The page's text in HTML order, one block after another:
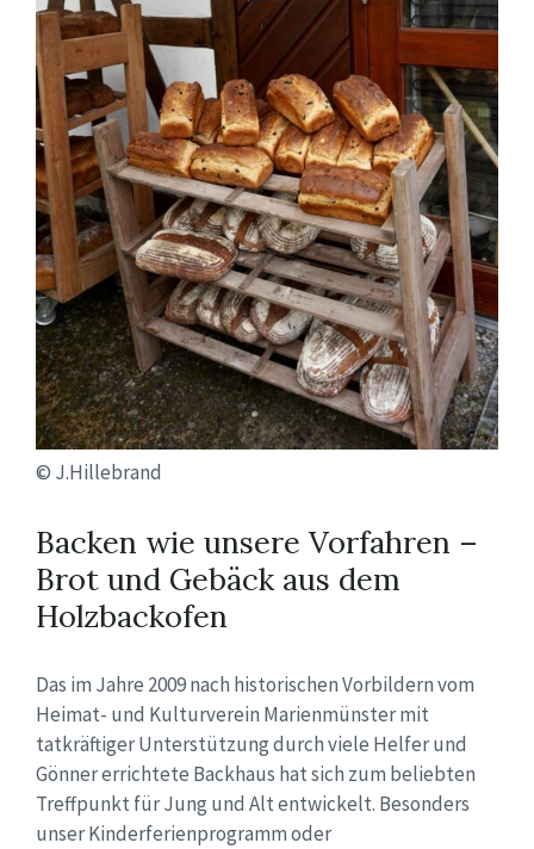
© J.Hillebrand
Backen wie unsere Vorfahren –
Brot und Gebäck aus dem
Holzbackofen
Das im Jahre 2009 nach historischen Vorbildern vom
Heimat- und Kulturverein Marienmünster mit
tatkräftiger Unterstützung durch viele Helfer und
Gönner errichtete Backhaus hat sich zum beliebten
Treffpunkt für Jung und Alt entwickelt. Besonders
unser Kinderferienprogramm oder